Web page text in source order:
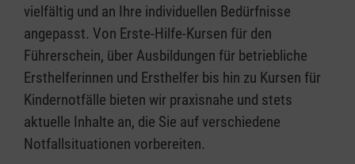
vielfältig und an Ihre individuellen Bedürfnisse
angepasst. Von Erste-Hilfe-Kursen für den
Führerschein, über Ausbildungen für betriebliche
Ersthelferinnen und Ersthelfer bis hin zu Kursen für
Kindernotfälle bieten wir praxisnahe und stets
aktuelle Inhalte an, die Sie auf verschiedene
Notfallsituationen vorbereiten.